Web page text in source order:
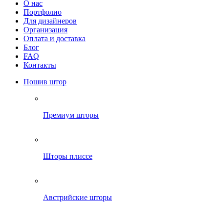
О нас
Портфолио
Для дизайнеров
Организация
Оплата и доставка
Блог
FAQ
Контакты
Пошив штор
Премиум шторы
Шторы плиссе
Австрийские шторы